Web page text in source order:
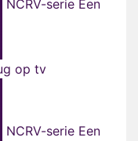
NCRV-serie Een
op tv
NCRV-serie Een